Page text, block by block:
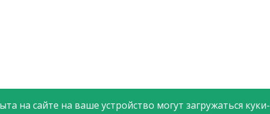
на сайте на ваше устройство могут загружаться куки-